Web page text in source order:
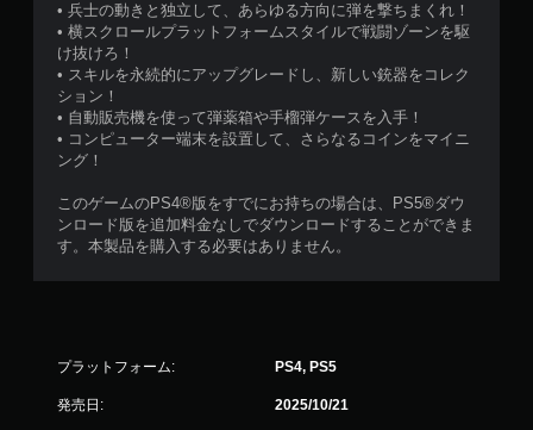
• 兵士の動きと独立して、あらゆる方向に弾を撃ちまくれ！
• 横スクロールプラットフォームスタイルで戦闘ゾーンを駆
け抜けろ！
• スキルを永続的にアップグレードし、新しい銃器をコレク
ション！
• 自動販売機を使って弾薬箱や手榴弾ケースを入手！
• コンピューター端末を設置して、さらなるコインをマイニ
ング！
このゲームのPS4®版をすでにお持ちの場合は、PS5®ダウ
ンロード版を追加料金なしでダウンロードすることができま
す。本製品を購入する必要はありません。
プラットフォーム: PS4, PS5
発売日: 2025/10/21